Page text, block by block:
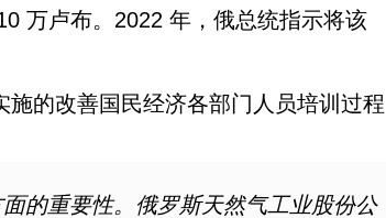
万卢布。2022 年，俄总统指示将该
的改善国民经济各部门人员培训过程
的重要性。俄罗斯天然气工业股份公